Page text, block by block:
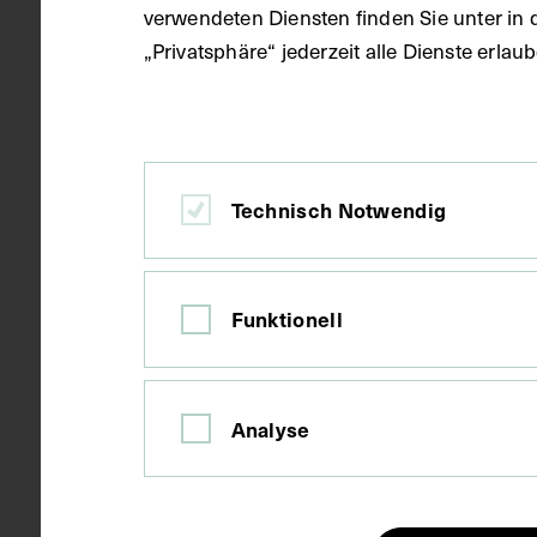
Material Papier
Technik Fotografie
Maße Bildmaß
verwendeten Diensten finden Sie unter
„Privatsphäre“ jederzeit alle Dienste
Technisch Notwendig
Funktionell
Analyse